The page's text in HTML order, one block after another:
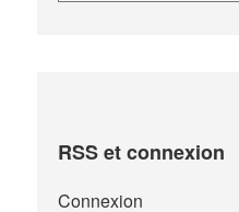
RSS et connexion
Connexion